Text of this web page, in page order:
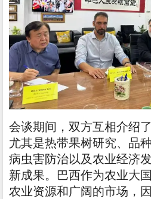
会谈期间，双方互相介绍
尤其是热带果树研究、品
病虫害防治以及农业经济
新成果。巴西作为农业大
农业资源和广阔的市场，